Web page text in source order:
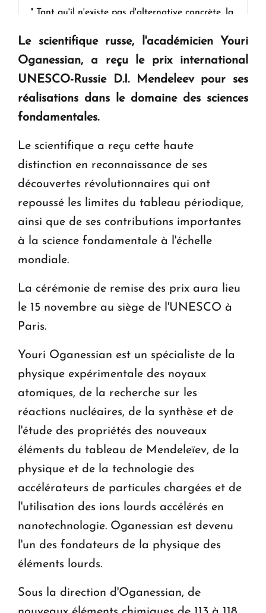
" Tant qu'il n'existe pas d'alternative concrète, la
KASA : 30 ans d'audace, de résilience et d'avenir
en Arménie
Le premier hôtel Hyatt Regency d'Arménie
Le scientifique russe, l'académicien Youri
Oganessian, a reçu le prix international
UNESCO-Russie D.I. Mendeleev pour ses
réalisations dans le domaine des sciences
fondamentales.
Le scientifique a reçu cette haute
distinction en reconnaissance de ses
découvertes révolutionnaires qui ont
repoussé les limites du tableau périodique,
ainsi que de ses contributions importantes
à la science fondamentale à l'échelle
mondiale.
La cérémonie de remise des prix aura lieu
le 15 novembre au siège de l'UNESCO à
Paris.
Youri Oganessian est un spécialiste de la
physique expérimentale des noyaux
atomiques, de la recherche sur les
réactions nucléaires, de la synthèse et de
l'étude des propriétés des nouveaux
éléments du tableau de Mendeleïev, de la
physique et de la technologie des
accélérateurs de particules chargées et de
l'utilisation des ions lourds accélérés en
nanotechnologie. Oganessian est devenu
l'un des fondateurs de la physique des
éléments lourds.
Sous la direction d'Oganessian, de